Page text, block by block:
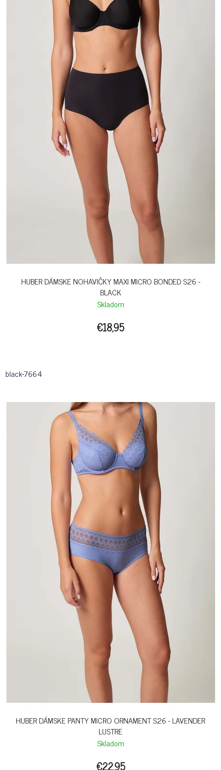
HUBER DÁMSKE NOHAVIČKY MAXI MICRO BONDED S26 -
BLACK
Skladom
€18,95
black-7664
HUBER DÁMSKE PANTY MICRO ORNAMENT S26 - LAVENDER
LUSTRE
Skladom
€22,95